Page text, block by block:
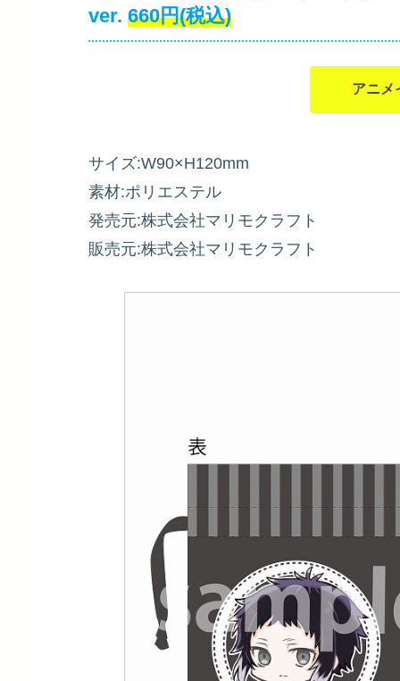
ver. 660円(税込)
アニメ
サイズ:W90×H120mm
素材:ポリエステル
発売元:株式会社マリモクラフト
販売元:株式会社マリモクラフト